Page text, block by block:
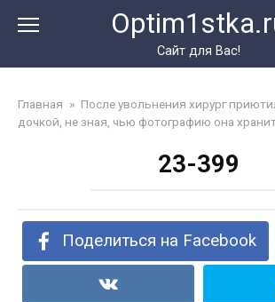
Сайт для Вас!
Главная » После увольнения хирург
дочкой, не зная, чью фотографию она
23-399
Поделиться на Facebook